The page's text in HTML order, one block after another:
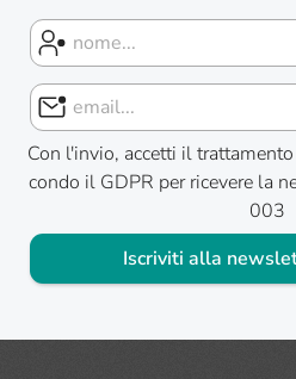
Con l'invio, accetti il
condo il GDPR per ricevere la
003
Iscriviti alla